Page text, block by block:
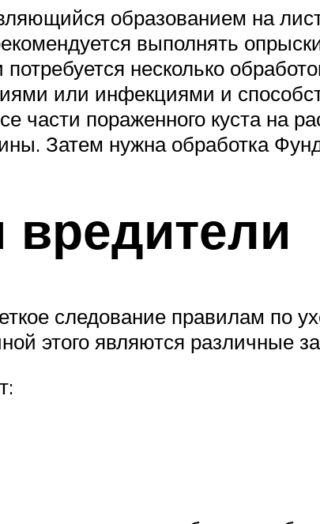
образованием на
выполнять
несколько
или инфекциями и
части пораженного куста на
Затем нужна обработка
вредители
следование правилам по
этого являются различные